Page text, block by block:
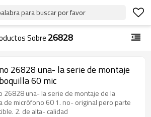
para buscar por favor
Sobre 26828
26828 una- la serie de montaje
60 mic
26828 una- la serie de montaje de la
de micrófono 60 1. no- original pero parte
2. de alta- calidad